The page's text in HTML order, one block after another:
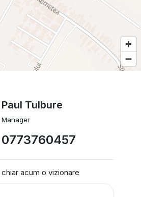
Paul Tulbure
Manager
0773760457
acum o vizionare